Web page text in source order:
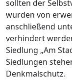
sollten der
wurden von
anschließend
verhindert
Siedlung „Am
Siedlungen
Denkmalschutz.